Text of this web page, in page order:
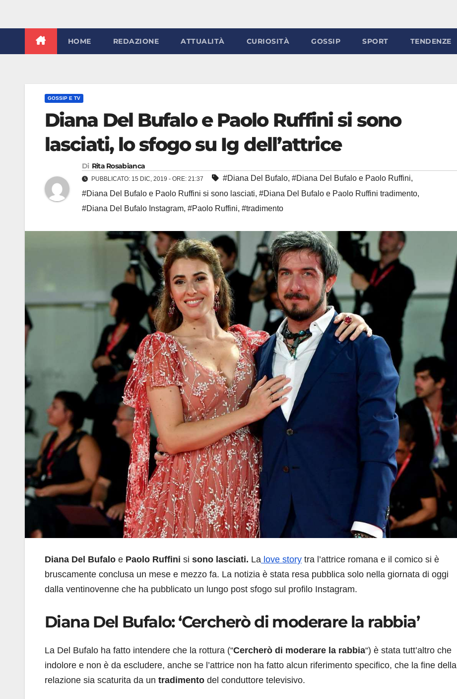
HOME REDAZIONE ATTUALITÀ CURIOSITÀ GOSSIP SPORT TENDENZE
GOSSIP E TV
Diana Del Bufalo e Paolo Ruffini si sono
lasciati, lo sfogo su Ig dell’attrice
Di Rita Rosabianca
PUBBLICATO: 15 DIC, 2019 - ORE: 21:37 #Diana Del Bufalo, #Diana Del Bufalo e Paolo Ruffini,
#Diana Del Bufalo e Paolo Ruffini si sono lasciati, #Diana Del Bufalo e Paolo Ruffini tradimento,
#Diana Del Bufalo Instagram, #Paolo Ruffini, #tradimento
Diana Del Bufalo e Paolo Ruffini si sono lasciati. La love story tra l’attrice romana e il comico si è
bruscamente conclusa un mese e mezzo fa. La notizia è stata resa pubblica solo nella giornata di oggi
dalla ventinovenne che ha pubblicato un lungo post sfogo sul profilo Instagram.
Diana Del Bufalo: ‘Cercherò di moderare la rabbia’
La Del Bufalo ha fatto intendere che la rottura (“Cercherò di moderare la rabbia“) è stata tutt’altro che
indolore e non è da escludere, anche se l’attrice non ha fatto alcun riferimento specifico, che la fine della
relazione sia scaturita da un tradimento del conduttore televisivo.